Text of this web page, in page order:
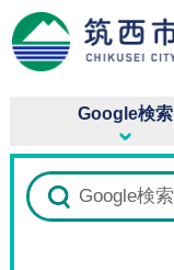
Google検索